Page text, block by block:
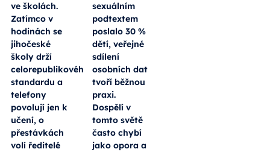
ve školách.
Zatímco v
hodinách se
jihočeské
školy drží
celorepublikového
standardu a
telefony
povolují jen k
učení, o
přestávkách
volí ředitelé
sexuálním
podtextem
poslalo 30 %
dětí, veřejné
sdílení
osobních dat
tvoří běžnou
praxi.
Dospělí v
tomto světě
často chybí
jako opora a